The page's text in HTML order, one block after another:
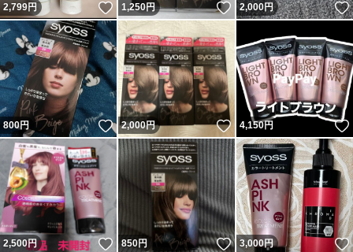
2,799円 いいね！
1,250円 いいね！
2,000円
800円 いいね！
2,000円 いいね！
4,150円
2,500円 いいね！
850円 いいね！
3,000円